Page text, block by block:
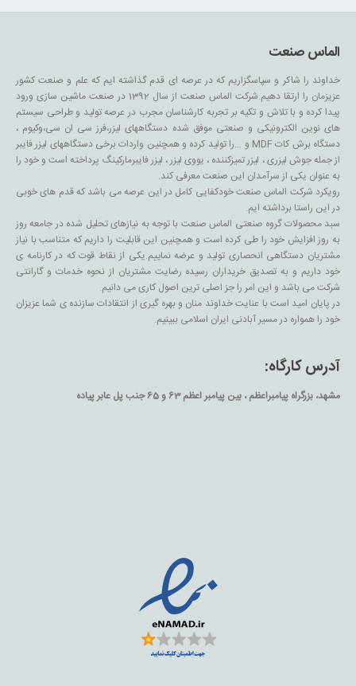
الماس صنعت
خداوند را شاکر و سپاسگزاریم که در عرصه ای قدم گذاشته ایم که علم و صنعت کشور
عزیزمان را ارتقا دهیم.شرکت الماس صنعت از سال 1392 در صنعت ماشین سازی ورود
پیدا کرده و با تلاش و تکیه بر تجربه کارشناسان مجرب در عرصه تولید و طراحی سیستم
های نوین الکترونیکی و صنعتی موفق شده دستگاههای لیزر،فرز سی ان سی،وکیوم ،
دستگاه برش کات MDF و …را تولید کرده و همچنین واردات برخی دستگاههای لیزر فایبر
از جمله جوش لیزری ، لیزر تمیزکننده ، یووی لیزر ، لیزر فایبرمارکینگ پرداخته است و خود را
به عنوان یکی از سرآمدان این صنعت معرفی کند.
رویکرد شرکت الماس صنعت خودکفایی کامل در این عرصه می باشد که قدم های خوبی
در این راستا برداشته ایم.
سبد محصولات گروه صنعتی الماس صنعت با توجه به نیازهای تحلیل شده در جامعه روز
به روز افزایش خود را طی کرده است و همچنین این قابلیت را داریم که متناسب با نیاز
مشتریان دستگاهی انحصاری تولید و عرضه نماییم.یکی از نقاط قوت که در کارنامه ی
خود داریم و به تصدیق خریداران رسیده رضایت مشتریان از نحوه خدمات و گارانتی
شرکت می باشد و این امر را جز اصلی ترین اصول کاری می دانیم.
در پایان امید است با عنایت خداوند منان و بهره گیری از انتقادات سازنده ی شما عزیزان
خود را همواره در مسیر آبادنی ایران اسلامی ببینیم.
آدرس کارگاه:
مشهد، بزرگراه پیامبراعظم ، بین پیامبر اعظم 63 و 65 جنب پل عابر پیاده